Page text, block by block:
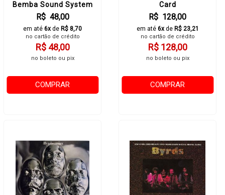
Bemba Sound System
R$ 48,00
em até 6xde R$ 8,70
no cartão de crédito
R$ 48,00
no boleto ou pix
COMPRAR
Card
R$ 128,00
em até 6xde R$ 23,21
no cartão de crédito
R$ 128,00
no boleto ou pix
COMPRAR